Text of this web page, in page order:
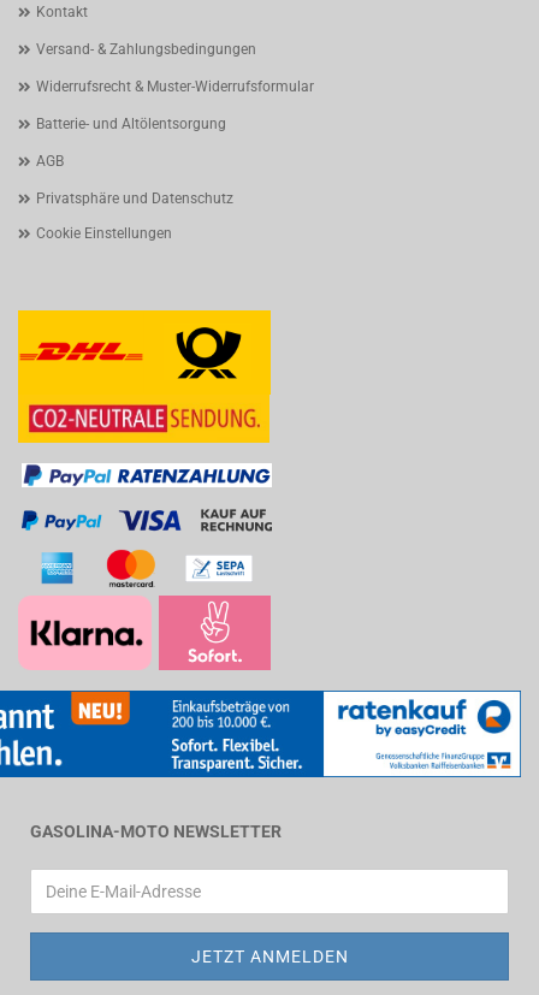
Kontakt
Versand- & Zahlungsbedingungen
Widerrufsrecht & Muster-Widerrufsformular
Batterie- und Altölentsorgung
AGB
Privatsphäre und Datenschutz
Cookie Einstellungen
GASOLINA-MOTO NEWSLETTER